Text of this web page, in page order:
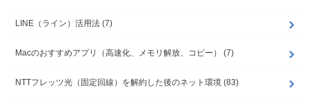
LINE（ライン）活用法 (7)
Macのおすすめアプリ（高速化、メモリ解放、コピー） (7)
NTTフレッツ光（固定回線）を解約した後のネット環境 (83)